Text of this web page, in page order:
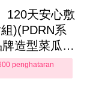
120天安心敷
)(PDRN系
造型菜瓜布
penghataran